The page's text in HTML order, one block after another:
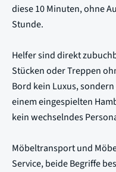
diese 10 Minuten, ohne
Stunde.
Helfer sind direkt
Stücken oder Treppen
Bord kein Luxus,
einem eingespielten
kein wechselndes
Möbeltransport und
Service, beide Begriffe